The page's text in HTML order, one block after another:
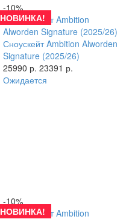
НОВИНКА!
-10%
Сноускейт Ambition Alworden
Signature (2025/26)
25990 р. 23391 р.
Ожидается
НОВИНКА!
-10%